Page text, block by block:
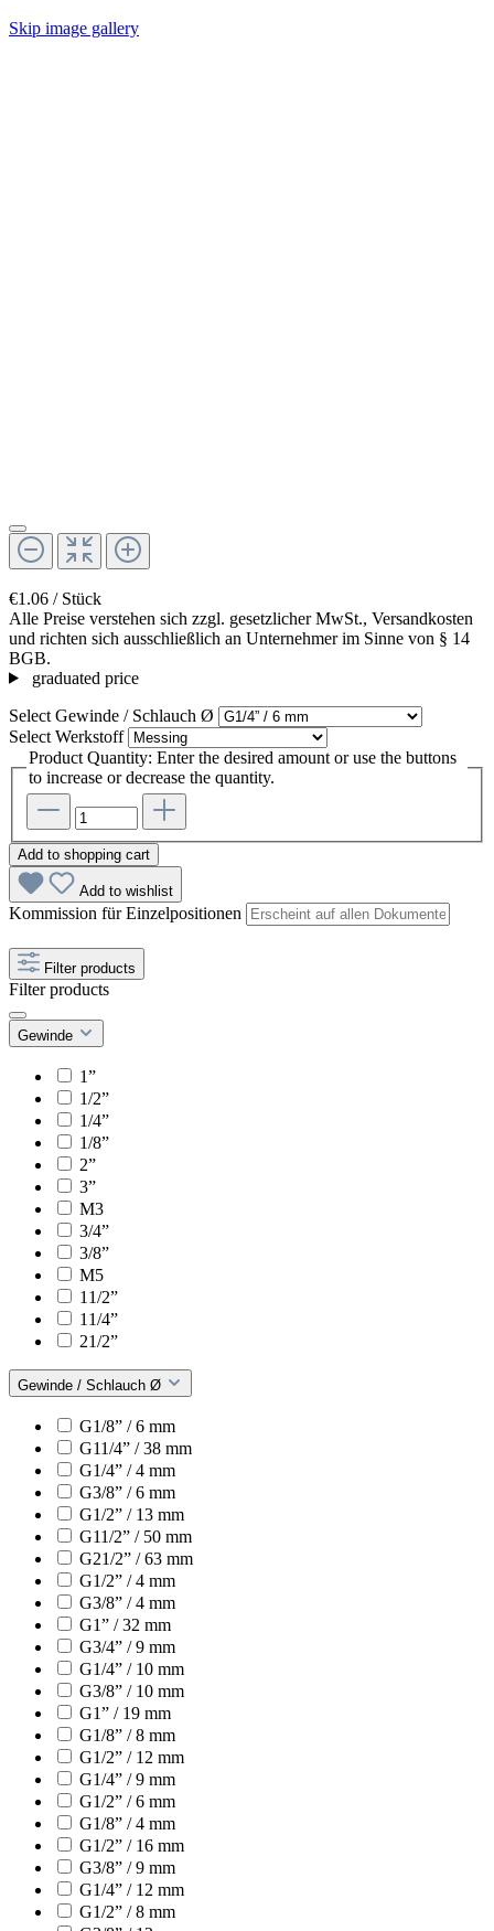
Skip image gallery
€1.06 / Stück
Alle Preise verstehen sich zzgl. gesetzlicher MwSt., Versandkosten
und richten sich ausschließlich an Unternehmer im Sinne von § 14
BGB.
graduated price
Select Gewinde / Schlauch Ø
Select Werkstoff
Product Quantity: Enter the desired amount or use the buttons
to increase or decrease the quantity.
Add to shopping cart
Add to wishlist
Kommission für Einzelpositionen
Filter products
Filter products
Gewinde
1”
1/2”
1/4”
1/8”
2”
3”
M3
3/4”
3/8”
M5
11/2”
11/4”
21/2”
Gewinde / Schlauch Ø
G1/8” / 6 mm
G11/4” / 38 mm
G1/4” / 4 mm
G3/8” / 6 mm
G1/2” / 13 mm
G11/2” / 50 mm
G21/2” / 63 mm
G1/2” / 4 mm
G3/8” / 4 mm
G1” / 32 mm
G3/4” / 9 mm
G1/4” / 10 mm
G3/8” / 10 mm
G1” / 19 mm
G1/8” / 8 mm
G1/2” / 12 mm
G1/4” / 9 mm
G1/2” / 6 mm
G1/8” / 4 mm
G1/2” / 16 mm
G3/8” / 9 mm
G1/4” / 12 mm
G1/2” / 8 mm